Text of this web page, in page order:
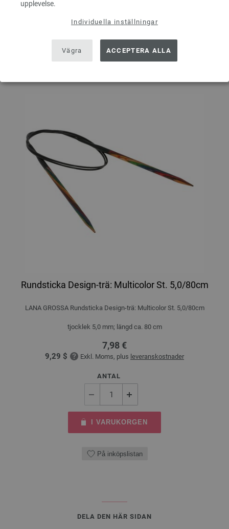
upplevelse.
Individuella inställningar
Vägra ACCEPTERA ALLA
Rundsticka Design-trä: Multicolor St. 5,0/80cm
LANA GROSSA Rundsticka Design-trä: Multicolor St. 5,0/80cm
tjocklek 5,0 mm; längd ca. 80 cm
7,98 €
9,29 $ Exkl. Moms, plus leveranskostnader
ANTAL
I VARUKORGEN
På inköpslistan
DELA DEN HÄR SIDAN